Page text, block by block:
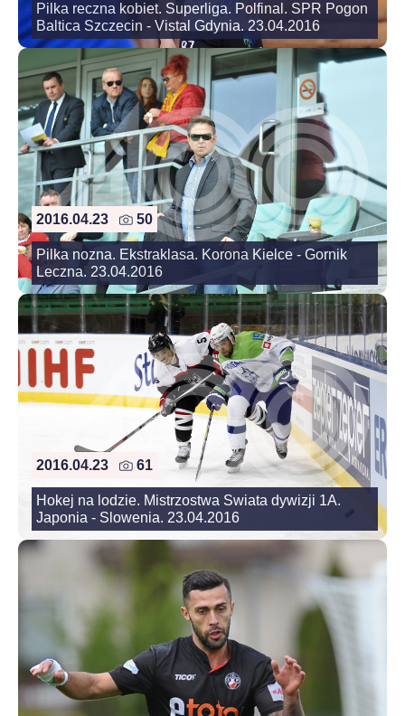
Pilka reczna kobiet. Superliga. Polfinal. SPR Pogon
Baltica Szczecin - Vistal Gdynia. 23.04.2016
2016.04.23 50
Pilka nozna. Ekstraklasa. Korona Kielce - Gornik
Leczna. 23.04.2016
2016.04.23 61
Hokej na lodzie. Mistrzostwa Swiata dywizji 1A.
Japonia - Slowenia. 23.04.2016